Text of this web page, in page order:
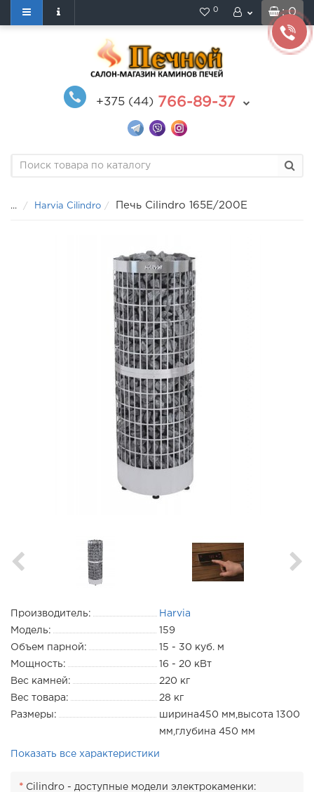
: 0
0
+375 (44) 766-89-37
... Harvia Cilindro Печь Cilindro 165E/200E
Производитель:
Harvia
Модель:
159
Объем парной:
15 - 30 куб. м
Мощность:
16 - 20 кВт
Вес камней:
220 кг
Вес товара:
28 кг
Размеры:
ширина450 мм,высота 1300
мм,глубина 450 мм
Показать все характеристики
Cilindro - доступные модели электрокаменки: